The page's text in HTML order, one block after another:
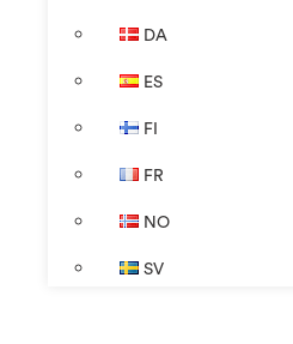
DA
ES
FI
FR
NO
SV